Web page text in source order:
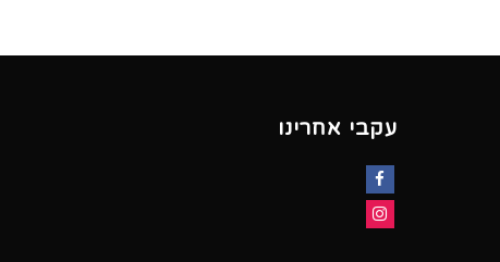
עקבי אחרינו
Facebook